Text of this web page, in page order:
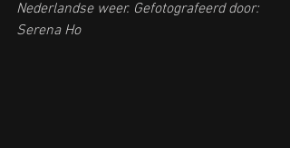
Nederlandse weer. Gefotografeerd door:
Serena Ho